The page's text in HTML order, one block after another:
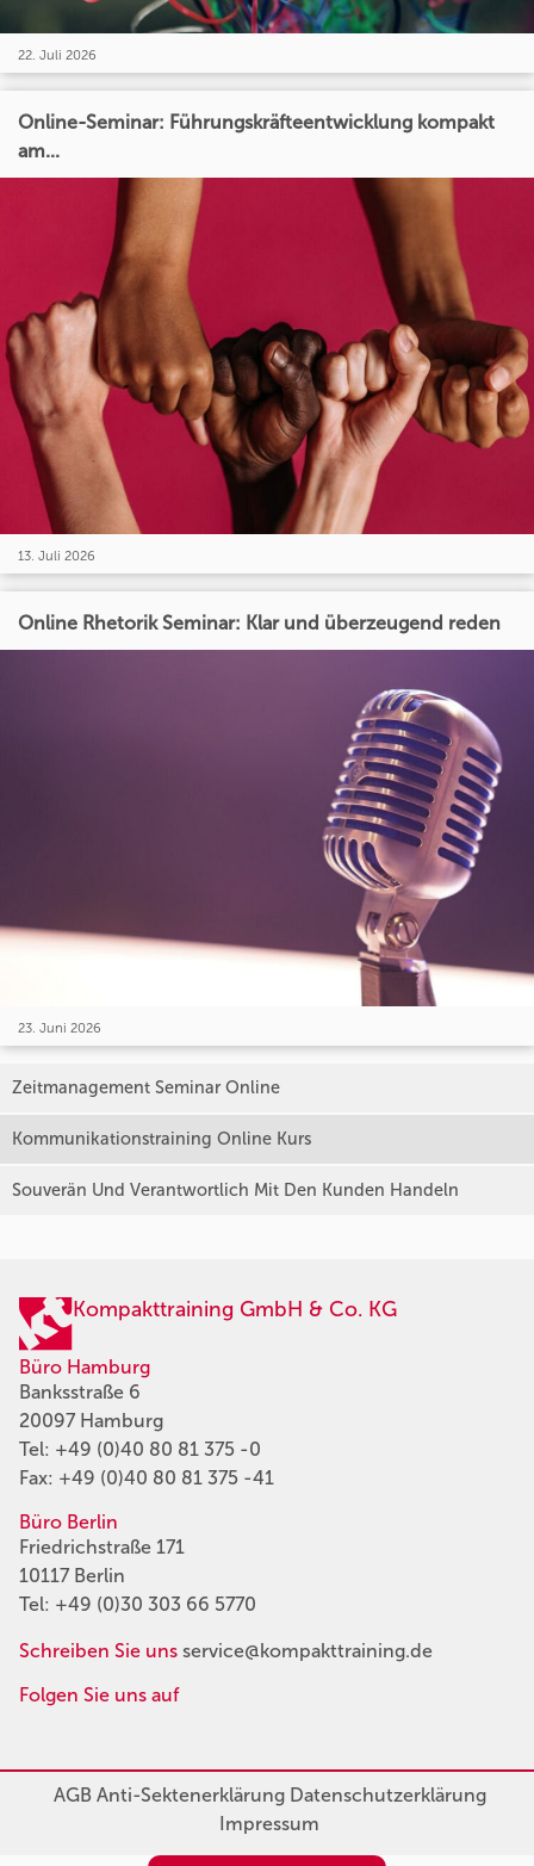
22. Juli 2026
Online-Seminar: Führungskräfteentwicklung kompakt
am...
13. Juli 2026
Online Rhetorik Seminar: Klar und überzeugend reden
23. Juni 2026
Zeitmanagement Seminar Online
Kommunikationstraining Online Kurs
Souverän Und Verantwortlich Mit Den Kunden Handeln
Kompakttraining GmbH & Co. KG
Büro Hamburg
Banksstraße 6
20097 Hamburg
Tel: +49 (0)40 80 81 375 -0
Fax: +49 (0)40 80 81 375 -41
Büro Berlin
Friedrichstraße 171
10117 Berlin
Tel: +49 (0)30 303 66 5770
Schreiben Sie uns service@kompakttraining.de
Folgen Sie uns auf
AGBAnti-SektenerklärungDatenschutzerklärung
Impressum